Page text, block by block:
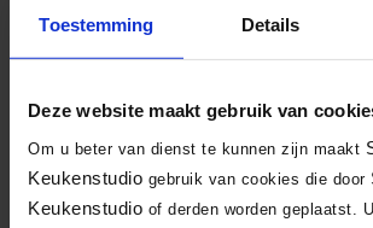
Toestemming Details
Deze website maakt gebruik van
Om u beter van dienst te kunnen zijn maakt
Keukenstudio gebruik van cookies die door
Keukenstudio of derden worden geplaatst.